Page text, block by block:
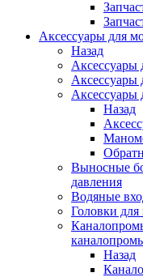
Аксессуары для
Назад
Аксессуары
Назад
Выносные
давления
Водяные
Головки для
Назад